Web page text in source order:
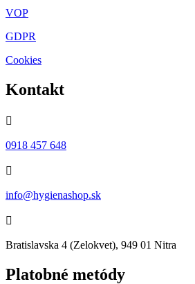
VOP
GDPR
Cookies
Kontakt

0918 457 648

info@hygienashop.sk

Bratislavska 4 (Zelokvet), 949 01 Nitra
Platobné metódy